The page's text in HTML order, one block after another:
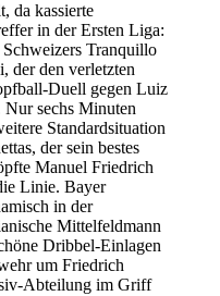
da kassierte
in der Ersten Liga:
Tranquillo
der den verletzten
Duell gegen Luiz
sechs Minuten
Standardsituation
der sein bestes
Manuel Friedrich
Linie. Bayer
in der
Mittelfeldmann
Dribbel-Einlagen
um Friedrich
Abteilung im Griff